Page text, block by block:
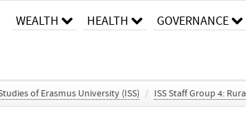
WEALTH HEALTH GOVERNANCE
of Erasmus University (ISS) / ISS Staff Group 4: